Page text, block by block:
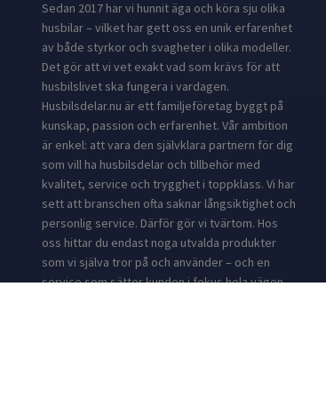
Sedan 2017 har vi hunnit äga och köra sju olika
husbilar – vilket har gett oss en unik erfarenhet
av både styrkor och svagheter i olika modeller.
Det gör att vi vet exakt vad som krävs för att
husbilslivet ska fungera i vardagen.
Husbilsdelar.nu är ett familjeföretag byggt på
kunskap, passion och erfarenhet. Vår ambition
är enkel: att vara den självklara partnern för dig
som vill ha husbilsdelar och tillbehör med
kvalitet, service och trygghet i toppklass. Vi har
sett att branschen ofta saknar långsiktighet och
personlig service. Därför gör vi tvärtom. Hos
oss hittar du endast noga utvalda produkter
som vi själva tror på och använder – och en
service som sätter kunden i fokus hela vägen.